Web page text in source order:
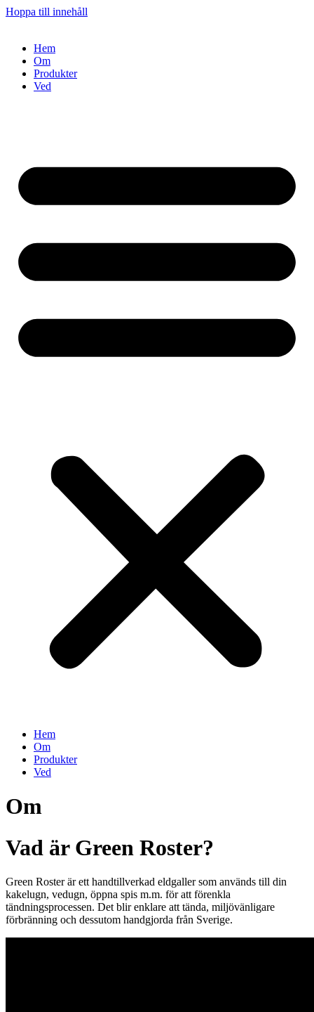
Hoppa till innehåll
Hem
Om
Produkter
Ved
Hem
Om
Produkter
Ved
Om
Vad är Green Roster?
Green Roster är ett handtillverkad eldgaller som används till din
kakelugn, vedugn, öppna spis m.m. för att förenkla
tändningsprocessen. Det blir enklare att tända, miljövänligare
förbränning och dessutom handgjorda från Sverige.